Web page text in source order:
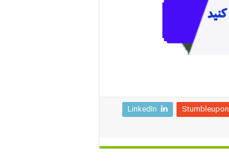
Stumbleupon
LinkedIn